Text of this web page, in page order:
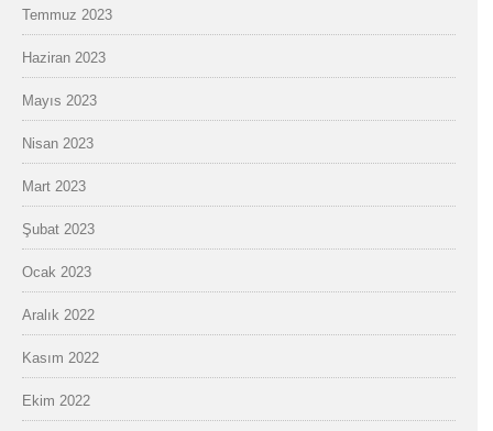
Temmuz 2023
Haziran 2023
Mayıs 2023
Nisan 2023
Mart 2023
Şubat 2023
Ocak 2023
Aralık 2022
Kasım 2022
Ekim 2022